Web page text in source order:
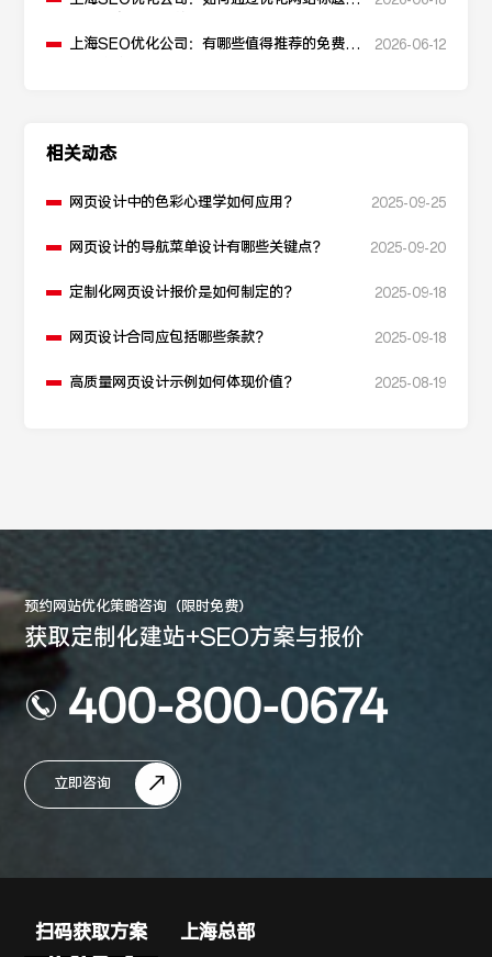
上海SEO优化公司：有哪些值得推荐的免费
2026-06-12
相关动态
网页设计中的色彩心理学如何应用？ 2025-09-25
网页设计的导航菜单设计有哪些关键点？ 2025-09-20
定制化网页设计报价是如何制定的？ 2025-09-18
网页设计合同应包括哪些条款？ 2025-09-18
高质量网页设计示例如何体现价值？ 2025-08-19
预约网站优化策略咨询（限时免费）
获取定制化建站+SEO方案与报价
400-800-0674
立即咨询
扫码获取方案 上海总部